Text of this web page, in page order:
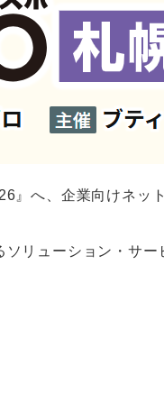
』へ、企業向けネッ
リューション・サ